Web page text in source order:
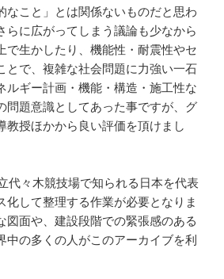
なこと」とは関係ないものだと思わ
に広がってしまう議論も少なから
で生かしたり、機能性・耐震性やセ
とで、複雑な社会問題に力強い一石
ルギー計画・機能・構造・施工性な
問題意識としてあった事ですが、グ
授ほかから良い評価を頂けまし
代々木競技場で知られる日本を代表
して整理する作業が必要となりま
面や、建設段階での緊張感のある
の多くの人がこのアーカイブを利